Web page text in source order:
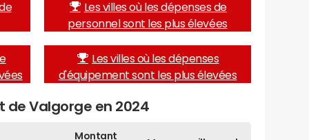
Les villes où les dépenses de
personnel sont les plus élevées
Les villes où les dépenses
d'équipement sont les plus élevées
de Valgorge en 2024
Montant